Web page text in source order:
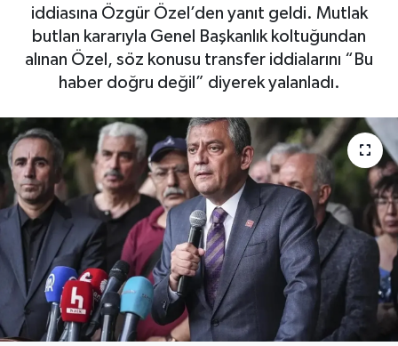
iddiasına Özgür Özel’den yanıt geldi. Mutlak
butlan kararıyla Genel Başkanlık koltuğundan
alınan Özel, söz konusu transfer iddialarını “Bu
haber doğru değil” diyerek yalanladı.
Sağlık
Siyaset
Teknoloji
Yaşam